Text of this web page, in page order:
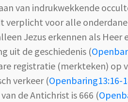
van indrukwekkende
verplicht voor alle
Jezus erkennen als
uit de geschiedenis (
registratie (merkteken)
verkeer (Openbaring13:16-
de Antichrist is 666 (